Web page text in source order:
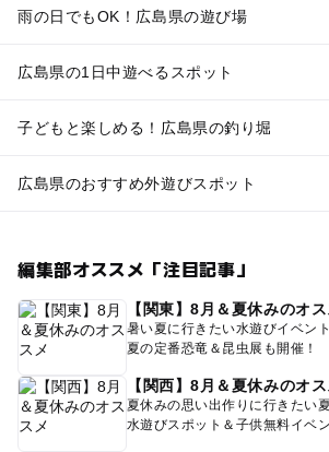
雨の日でもOK！広島県の遊び場
広島県の1日中遊べるスポット
子どもと楽しめる！広島県の釣り堀
広島県のおすすめ外遊びスポット
編集部オススメ「注目記事」
【関東】8月＆夏休みのオ
暑い夏に行きたい水遊びイベン
夏の定番恐竜＆昆虫展も開催！
【関西】8月＆夏休みのオ
夏休みの思い出作りに行きたい
水遊びスポット＆子供無料イベ